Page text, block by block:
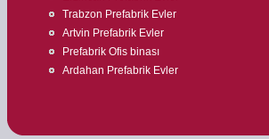
Trabzon Prefabrik Evler
Artvin Prefabrik Evler
Prefabrik Ofis binası
Ardahan Prefabrik Evler